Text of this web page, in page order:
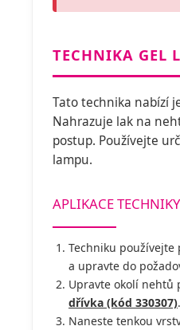
TECHNIKA GEL
Tato technika nabízí
Nahrazuje lak na
postup. Používejte
lampu.
APLIKACE
Techniku používejte
a upravte do
Upravte okolí nehtů
dřívka (kód 330307)
Naneste tenkou